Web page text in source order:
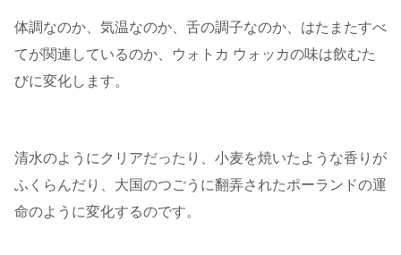
体調なのか、気温なのか、舌の調子なのか、はたまたすべ
てが関連しているのか、ウォトカ ウォッカの味は飲むた
びに変化します。
清水のようにクリアだったり、小麦を焼いたような香りが
ふくらんだり、大国のつごうに翻弄されたポーランドの運
命のように変化するのです。